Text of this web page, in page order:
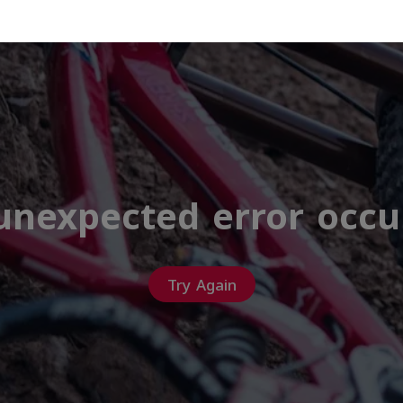
error
Try Again